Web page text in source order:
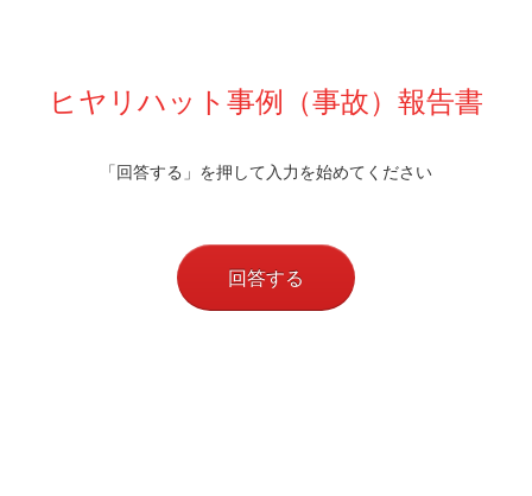
ヒヤリハット事例（事故）報告書
「回答する」を押して入力を始めてください
回答する